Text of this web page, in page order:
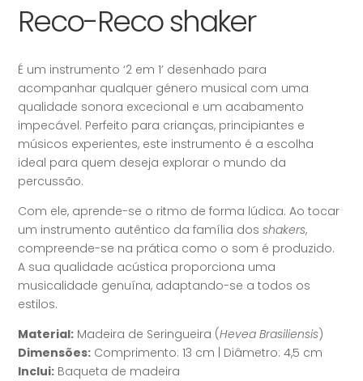
Reco-Reco shaker
É um instrumento ‘2 em 1’ desenhado para
acompanhar qualquer género musical com uma
qualidade sonora excecional e um acabamento
impecável. Perfeito para crianças, principiantes e
músicos experientes, este instrumento é a escolha
ideal para quem deseja explorar o mundo da
percussão.
Com ele, aprende-se o ritmo de forma lúdica. Ao tocar
um instrumento autêntico da família dosshakers,
compreende-se na prática como o som é produzido.
A sua qualidade acústica proporciona uma
musicalidade genuína, adaptando-se a todos os
estilos.
Material: Madeira de Seringueira (Hevea Brasiliensis)
Dimensões: Comprimento: 13 cm | Diâmetro: 4,5 cm
Inclui: Baqueta de madeira